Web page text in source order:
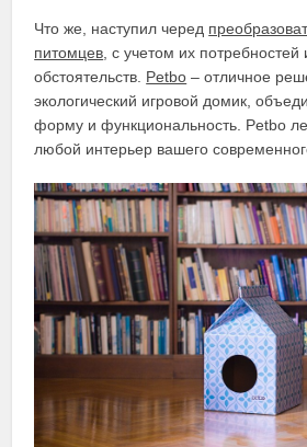
Что же, наступил черед
питомцев , с учетом их
обстоятельств. Petbo – отличное
экологический игровой домик,
форму и функциональность. Petbo
любой интерьер вашего